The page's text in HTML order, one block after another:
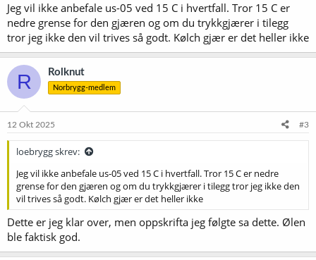
Jeg vil ikke anbefale us-05 ved 15 C i hvertfall. Tror 15 C er
nedre grense for den gjæren og om du trykkgjærer i tilegg
tror jeg ikke den vil trives så godt. Kølch gjær er det heller ikke
R Rolknut
Norbrygg-medlem
12 Okt 2025 #3
loebrygg skrev:
Jeg vil ikke anbefale us-05 ved 15 C i hvertfall. Tror 15 C er nedre
grense for den gjæren og om du trykkgjærer i tilegg tror jeg ikke den
vil trives så godt. Kølch gjær er det heller ikke
Dette er jeg klar over, men oppskrifta jeg følgte sa dette. Ølen
ble faktisk god.